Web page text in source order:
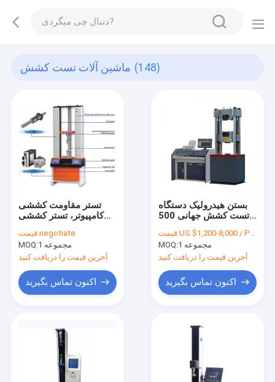
ماشین آلات تست کشش (148)
تستر مقاومت کششی
کامپیوتر، تستر کششی
قیمت:negotiate
MOQ:
1 مجموعه
آخرین قیمت را دریافت کنید
اکنون تماس بگیرید
بستن هیدرولیک دستگاه
تست کشش جهانی 500N
قیمت:US $1,200-8,000 / Piece
MOQ:
1 مجموعه
آخرین قیمت را دریافت کنید
اکنون تماس بگیرید